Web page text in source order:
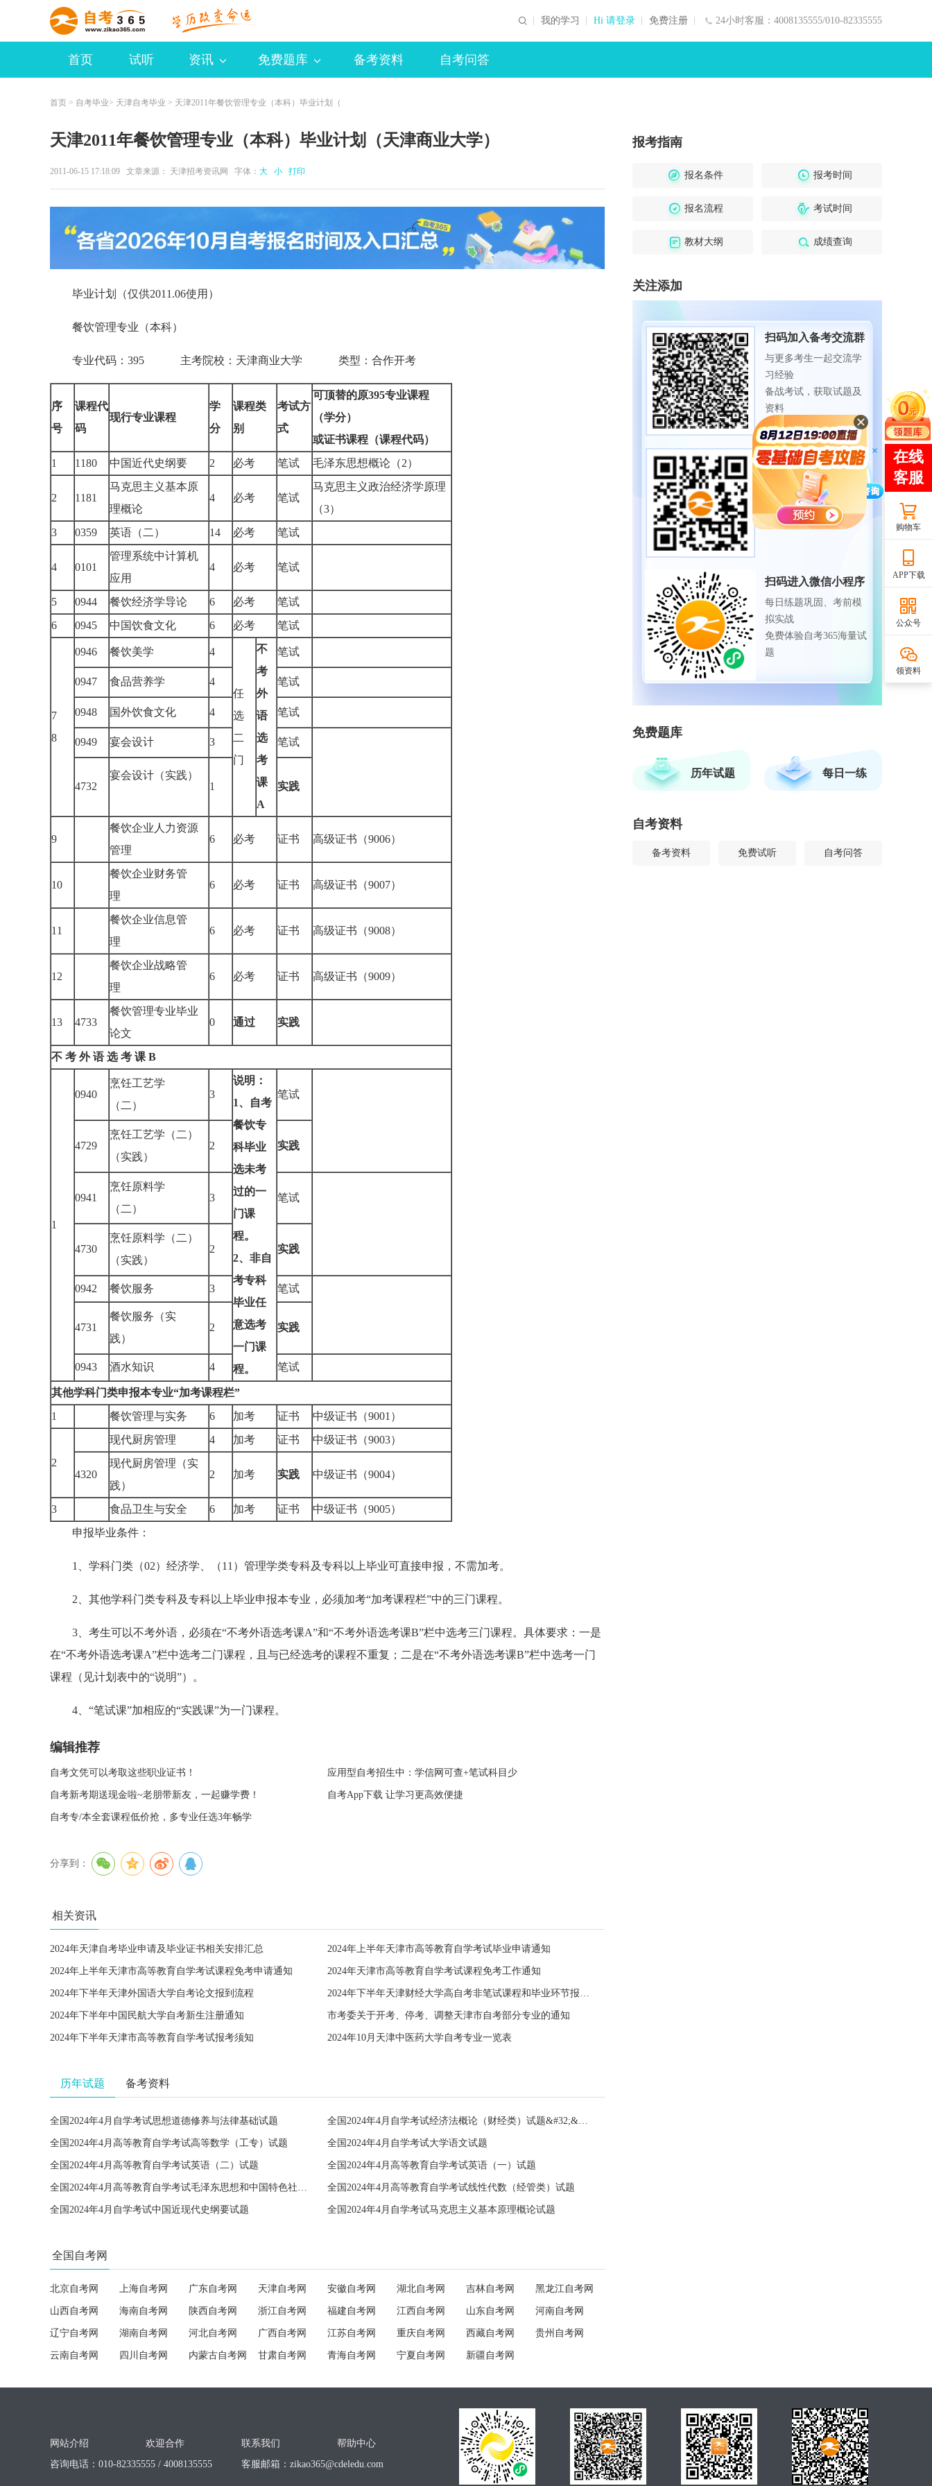
24小时客服：4008135555/010-82335555
我的学习 Hi 请登录 免费注册
首页 试听 资讯 免费题库 备考资料 自考问答
首页 > 自考毕业> 天津自考毕业 > 天津2011年餐饮管理专业（本科）毕业计划（
天津2011年餐饮管理专业（本科）毕业计划（天津商业大学）
2011-06-15 17:18:09 文章来源： 天津招考资讯网 字体： 大 小 打印
毕业计划（仅供2011.06使用）
餐饮管理专业（本科）
专业代码：395 主考院校：天津商业大学 类型：合作开考
序
号
课程代
码
现行专业课程
学
分
课程类
别
考试方
式
可顶替的原395专业课程
（学分）
或证书课程（课程代码）
1
1180 中国近代史纲要 2 必考 笔试 毛泽东思想概论（2）
2 1181
马克思主义基本原
理概论
4 必考 笔试
马克思主义政治经济学原理
（3）
3
0359 英语（二） 14 必考 笔试
4 0101
管理系统中计算机
应用
4 必考 笔试
5 0944 餐饮经济学导论 6 必考
笔试
6
0945 中国饮食文化 6 必考 笔试
7
8
0946 餐饮美学 4
任
选
二
门
不
考
外
语
选
考
课
A
笔试
0947 食品营养学 4 笔试
0948 国外饮食文化 4 笔试
0949 宴会设计 3 笔试
4732
宴会设计（实践）
1
实践
9
餐饮企业人力资源
管理
6 必考 证书 高级证书（9006）
10
餐饮企业财务管
理
6 必考 证书 高级证书（9007）
11
餐饮企业信息管
理
6 必考 证书 高级证书（9008）
12
餐饮企业战略管
理
6 必考 证书 高级证书（9009）
13 4733
餐饮管理专业毕业
论文
0 通过 实践
不 考 外 语 选 考 课 B
1
0940
烹饪工艺学
（二）
3
说明：
1、自考
餐饮专
科毕业
选未考
过的一
门课
程。
2、非自
考专科
毕业任
意选考
一门课
程。
笔试
4729
烹饪工艺学（二）
（实践）
2 实践
0941
烹饪原料学
（二）
3 笔试
4730
烹饪原料学（二）
（实践）
2 实践
0942 餐饮服务 3 笔试
4731
餐饮服务（实
践）
2 实践
0943 酒水知识 4 笔试
其他学科门类申报本专业“加考课程栏”
1
餐饮管理与实务 6 加考 证书 中级证书（9001）
2
现代厨房管理 4 加考 证书 中级证书（9003）
4320
现代厨房管理（实
践）
2 加考 实践 中级证书（9004）
3 食品卫生与安全 6 加考 证书
中级证书（9005）
申报毕业条件：
1、学科门类（02）经济学、（11）管理学类专科及专科以上毕业可直接申报，不需加考。
2、其他学科门类专科及专科以上毕业申报本专业，必须加考“加考课程栏”中的三门课程。
3、考生可以不考外语，必须在“不考外语选考课A”和“不考外语选考课B”栏中选考三门课程。具体要求：一是
在“不考外语选考课A”栏中选考二门课程，且与已经选考的课程不重复；二是在“不考外语选考课B”栏中选考一门
课程（见计划表中的“说明”）。
4、“笔试课”加相应的“实践课”为一门课程。
编辑推荐
自考文凭可以考取这些职业证书！ 应用型自考招生中：学信网可查+笔试科目少
自考新考期送现金啦~老朋带新友，一起赚学费！ 自考App下载 让学习更高效便捷
自考专/本全套课程低价抢，多专业任选3年畅学
分享到：
相关资讯
2024年天津自考毕业申请及毕业证书相关安排汇总 2024年上半年天津市高等教育自学考试毕业申请通知
2024年上半年天津市高等教育自学考试课程免考申请通知 2024年天津市高等教育自学考试课程免考工作通知
2024年下半年天津外国语大学自考论文报到流程 2024年下半年天津财经大学高自考非笔试课程和毕业环节报考通知
2024年下半年中国民航大学自考新生注册通知 市考委关于开考、停考、调整天津市自考部分专业的通知
2024年下半年天津市高等教育自学考试报考须知 2024年10月天津中医药大学自考专业一览表
历年试题 备考资料
全国2024年4月自学考试思想道德修养与法律基础试题 全国2024年4月自学考试经济法概论（财经类）试题&#32;&#32;
全国2024年4月高等教育自学考试高等数学（工专）试题 全国2024年4月自学考试大学语文试题
全国2024年4月高等教育自学考试英语（二）试题 全国2024年4月高等教育自学考试英语（一）试题
全国2024年4月高等教育自学考试毛泽东思想和中国特色社会主义理论体系概论试题 全国2024年4月高等教育自学考试线性代数（经管类）试题
全国2024年4月自学考试中国近现代史纲要试题 全国2024年4月自学考试马克思主义基本原理概论试题
全国自考网
北京自考网 上海自考网 广东自考网 天津自考网 安徽自考网 湖北自考网 吉林自考网 黑龙江自考网
山西自考网 海南自考网 陕西自考网 浙江自考网 福建自考网 江西自考网 山东自考网 河南自考网
辽宁自考网 湖南自考网 河北自考网 广西自考网 江苏自考网 重庆自考网 西藏自考网 贵州自考网
云南自考网 四川自考网 内蒙古自考网 甘肃自考网 青海自考网 宁夏自考网 新疆自考网
报考指南
报名条件 报考时间
报名流程 考试时间
教材大纲 成绩查询
关注添加
扫码加入备考交流群
与更多考生一起交流学
习经验
备战考试，获取试题及
资料
扫码下载APP
海量历年试题、备考资
料
免费下载领取
扫码进入微信小程序
每日练题巩固、考前模
拟实战
免费体验自考365海量试
题
免费题库
历年试题 每日一练
自考资料
备考资料 免费试听 自考问答
购物车
APP下载
公众号
领资料
网站介绍 欢迎合作 联系我们
帮助中心
咨询电话：010-82335555 / 4008135555
客服邮箱： zikao365@cdeledu.com